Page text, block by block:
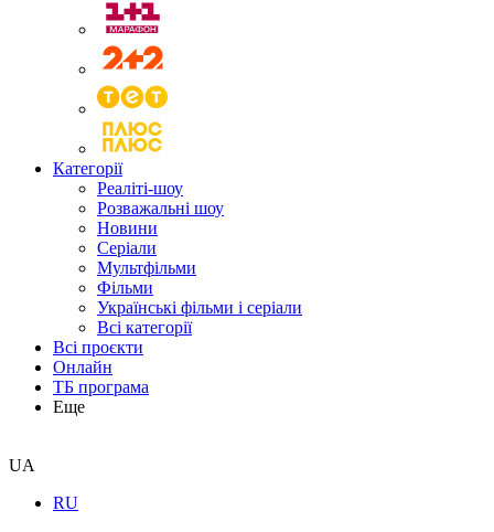
Категорії
Реаліті-шоу
Розважальні шоу
Новини
Серіали
Мультфільми
Фільми
Українські фільми і серіали
Всі категорії
Всі проєкти
Онлайн
ТБ програма
Еще
UA
RU